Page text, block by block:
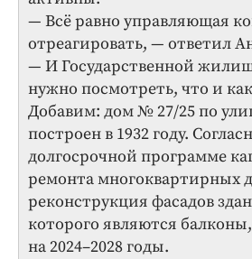
— Всё равно управляющая
отреагировать, — ответил
— И Государственной
нужно посмотреть, что и
Добавим: дом № 27/25 по
построен в 1932 году.
долгосрочной программе
ремонта многоквартирных
реконструкция фасадов
которого являются
на 2024–2028 годы.